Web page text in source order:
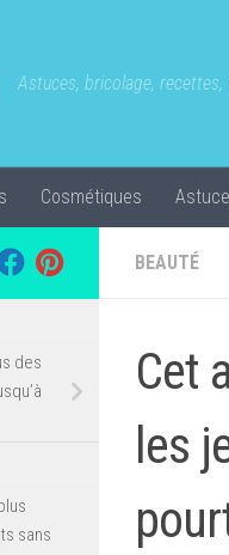
Astuces, bricolage,
Cosmétiques
BEAUTÉ
Cet
les
des
sans